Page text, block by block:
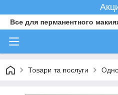
Все для перманентного
Товари та послуги